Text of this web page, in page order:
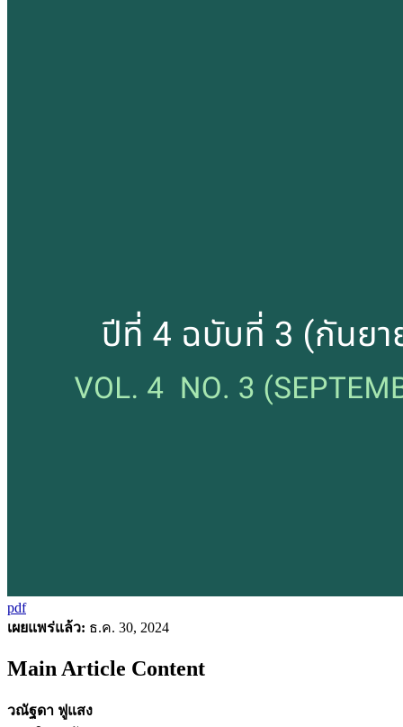
pdf
เผยแพร่แล้ว: ธ.ค. 30, 2024
Main Article Content
วณัฐดา ฟูแสง